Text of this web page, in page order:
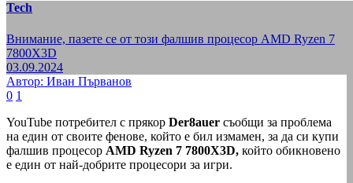
Tech
Внимание, пазете се от този фалшив процесор AMD Ryzen 7
7800X3D
03.09.2024
Автор: Иван Първанов
0 1
YouTube потребител с прякор Der8auer съобщи за проблема
на един от своите фенове, който е бил измамен, за да си купи
фалшив процесор AMD Ryzen 7 7800X3D, който обикновено
е един от най-добрите процесори за игри.